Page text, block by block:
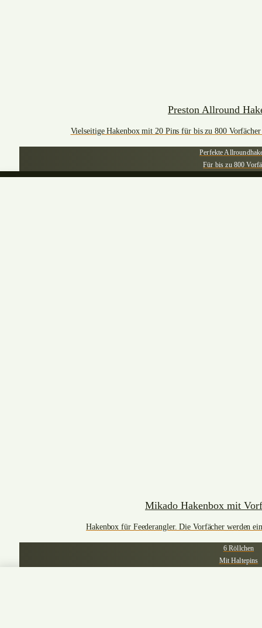
Preston Allround
Vielseitige Hakenbox mit 20 Pins für bis zu 800
Perfekte
Für bis zu 800
Mikado Hakenbox mit
Hakenbox für Feederangler. Die Vorfächer werden
6 Röllchen
Mit Haltepins